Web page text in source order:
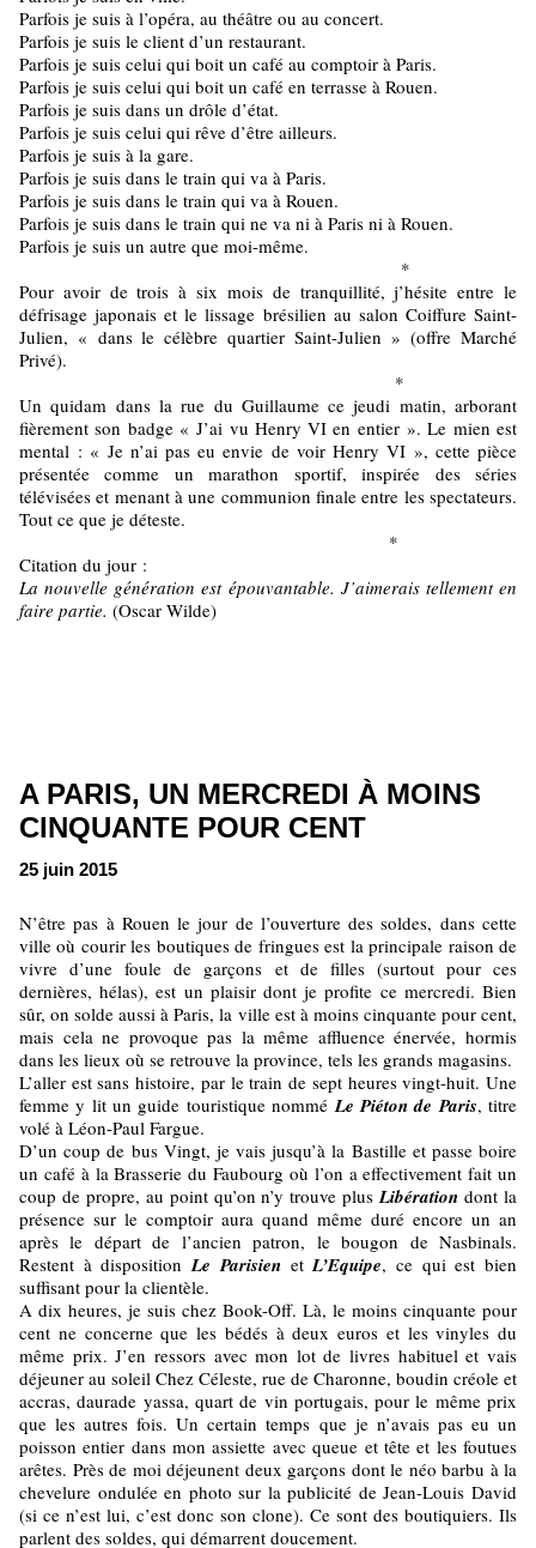
Parfois je suis à l’opéra, au théâtre ou au concert.
Parfois je suis le client d’un restaurant.
Parfois je suis celui qui boit un café au comptoir à Paris.
Parfois je suis celui qui boit un café en terrasse à Rouen.
Parfois je suis dans un drôle d’état.
Parfois je suis celui qui rêve d’être ailleurs.
Parfois je suis à la gare.
Parfois je suis dans le train qui va à Paris.
Parfois je suis dans le train qui va à Rouen.
Parfois je suis dans le train qui ne va ni à Paris ni à Rouen.
Parfois je suis un autre que moi-même.
*
Pour avoir de trois à six mois de tranquillité, j’hésite entre le
défrisage japonais et le lissage brésilien au salon Coiffure Saint-
Julien, « dans le célèbre quartier Saint-Julien » (offre Marché
Privé).
*
Un quidam dans la rue du Guillaume ce jeudi matin, arborant
fièrement son badge « J’ai vu Henry VI en entier ». Le mien est
mental : « Je n’ai pas eu envie de voir Henry VI », cette pièce
présentée comme un marathon sportif, inspirée des séries
télévisées et menant à une communion finale entre les spectateurs.
Tout ce que je déteste.
*
Citation du jour :
La nouvelle génération est épouvantable. J’aimerais tellement en
faire partie. (Oscar Wilde)
A PARIS, UN MERCREDI À MOINS
CINQUANTE POUR CENT
25 juin 2015
N’être pas à Rouen le jour de l’ouverture des soldes, dans cette
ville où courir les boutiques de fringues est la principale raison de
vivre d’une foule de garçons et de filles (surtout pour ces
dernières, hélas), est un plaisir dont je profite ce mercredi. Bien
sûr, on solde aussi à Paris, la ville est à moins cinquante pour cent,
mais cela ne provoque pas la même affluence énervée, hormis
dans les lieux où se retrouve la province, tels les grands magasins.
L’aller est sans histoire, par le train de sept heures vingt-huit. Une
femme y lit un guide touristique nomméLe Piéton de Paris, titre
volé à Léon-Paul Fargue.
D’un coup de bus Vingt, je vais jusqu’à la Bastille et passe boire
un café à la Brasserie du Faubourg où l’on a effectivement fait un
coup de propre, au point qu’on n’y trouve plusLibération dont la
présence sur le comptoir aura quand même duré encore un an
après le départ de l’ancien patron, le bougon de Nasbinals.
Restent à dispositionLe ParisienetL’Equipe, ce qui est bien
suffisant pour la clientèle.
A dix heures, je suis chez Book-Off. Là, le moins cinquante pour
cent ne concerne que les bédés à deux euros et les vinyles du
même prix. J’en ressors avec mon lot de livres habituel et vais
déjeuner au soleil Chez Céleste, rue de Charonne, boudin créole et
accras, daurade yassa, quart de vin portugais, pour le même prix
que les autres fois. Un certain temps que je n’avais pas eu un
poisson entier dans mon assiette avec queue et tête et les foutues
arêtes. Près de moi déjeunent deux garçons dont le néo barbu à la
chevelure ondulée en photo sur la publicité de Jean-Louis David
(si ce n’est lui, c’est donc son clone). Ce sont des boutiquiers. Ils
parlent des soldes, qui démarrent doucement.